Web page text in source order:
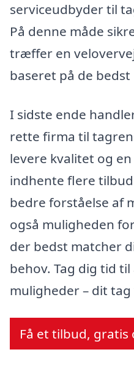
serviceudbyder til
På denne måde
træffer en
baseret på de
I sidste ende
rette firma til
levere kvalitet og
indhente flere
bedre forståelse af
også muligheden
der bedst matcher
behov. Tag dig tid
muligheder – dit tag
Få et tilbud,